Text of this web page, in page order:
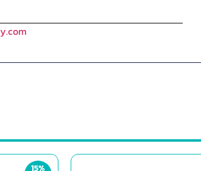
15%